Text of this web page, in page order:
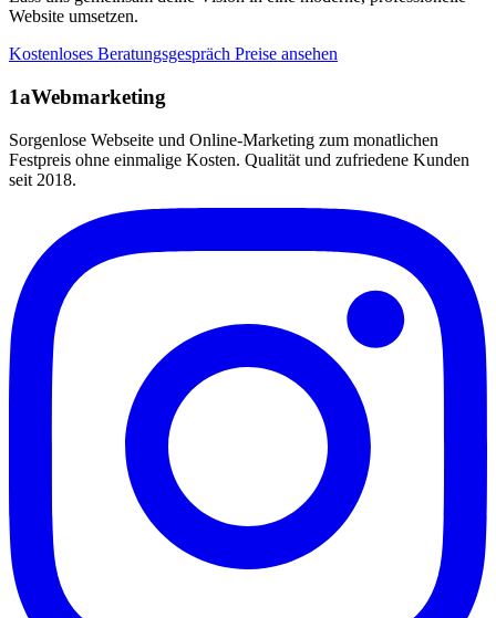
Website umsetzen.
Kostenloses Beratungsgespräch Preise ansehen
1aWebmarketing
Sorgenlose Webseite und Online-Marketing zum monatlichen
Festpreis ohne einmalige Kosten. Qualität und zufriedene Kunden
seit 2018.